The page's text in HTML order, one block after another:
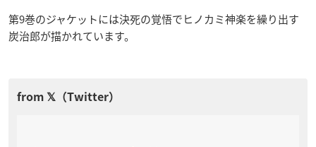
第9巻のジャケットには決死の覚悟でヒノカミ神楽を繰り出す
炭治郎が描かれています。